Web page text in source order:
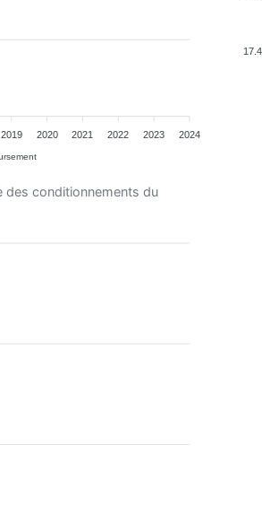
2019 2020 2021 2022 2023 2024
des conditionnements du